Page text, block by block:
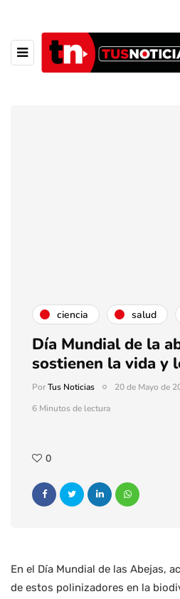
ciencia salud
Día Mundial de la
sostienen la vida y
PorTus Noticias
20 de Mayo de
6 Minutos de lectura
0
En el Día Mundial de las Abejas,
de estos polinizadores en la